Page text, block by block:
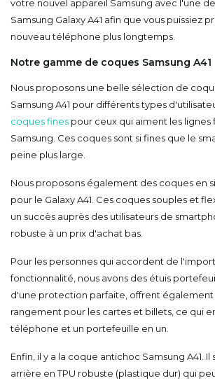
votre nouvel appareil Samsung avec l'une
Samsung Galaxy A41 afin que vous puissiez
nouveau téléphone plus longtemps.
Notre gamme de coques Samsung A41
Nous proposons une belle sélection de
Samsung A41 pour différents types
coques fines pour ceux qui aiment les
Samsung. Ces coques sont si fines que le
peine plus large.
Nous proposons également des coques en
pour le Galaxy A41. Ces coques souples et
un succès auprès des utilisateurs de
robuste à un prix d'achat bas.
Pour les personnes qui accordent de
fonctionnalité, nous avons des étuis
d'une protection parfaite, offrent également
rangement pour les cartes et billets, ce qui
téléphone et un portefeuille en un.
Enfin, il y a la coque antichoc Samsung A41.
arrière en TPU robuste (plastique dur) qui